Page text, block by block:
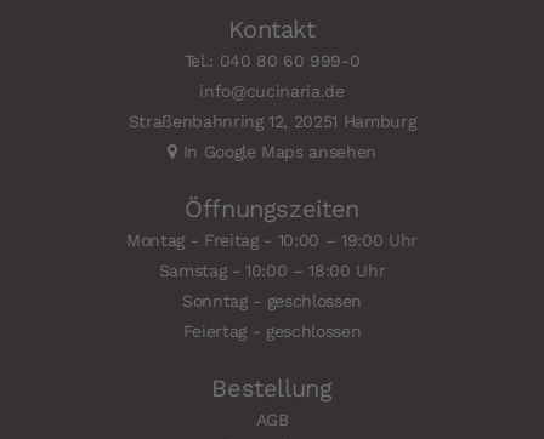
Kontakt
Tel.: 040 80 60 999-0
info@cucinaria.de
Straßenbahnring 12, 20251 Hamburg
In Google Maps ansehen
Öffnungszeiten
Montag - Freitag - 10:00 – 19:00 Uhr
Samstag - 10:00 – 18:00 Uhr
Sonntag - geschlossen
Feiertag - geschlossen
Bestellung
AGB